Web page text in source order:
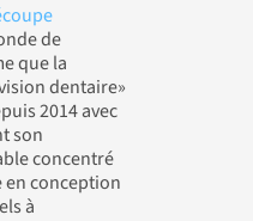
de
que la
dentaire»
2014 avec
son
concentré
conception
à